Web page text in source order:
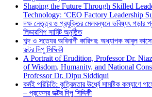
Shaping the Future Through Skilled
Technology: ‘CEO Factory Leadership
দক্ষ নেতৃত্ব ও প্রযুক্তির মেলবন্ধনে ভবিষ্যৎ গড়ার
লিডারশিপ সামিট অনুষ্ঠিত
শব্দ ও সত্যের অবিনাশী কারিগর: অধ্যাপক আবুল
ডক্টর দিপু সিদ্দিকী
A Portrait of Erudition, Professor Dr.
of Wisdom, Humanity, and National
Professor Dr. Dipu Siddiqui
কর্মই পরিচিতি: কৃত্রিমতার ঊর্ধ্বে সামষ্টিক কল্যাণে
– প্রফেসর ডক্টর দিপু সিদ্দিকী